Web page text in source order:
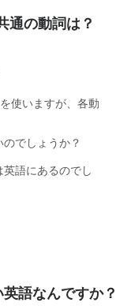
通の動詞は？
使いますが、各動
でしょうか？
語にあるのでし
語なんですか？